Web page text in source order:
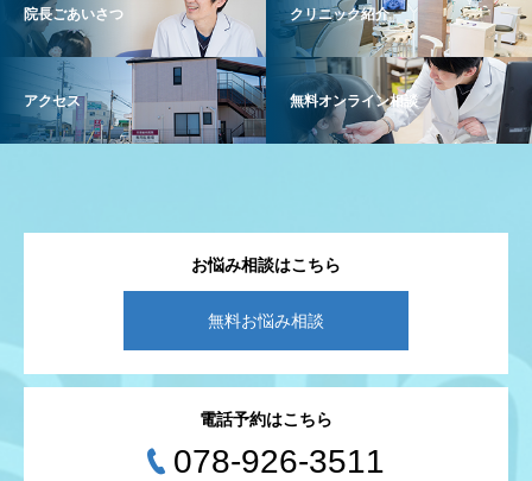
院長ごあいさつ クリニック紹介
アクセス 無料オンライン相談
お悩み相談はこちら
無料お悩み相談
電話予約はこちら
078-926-3511